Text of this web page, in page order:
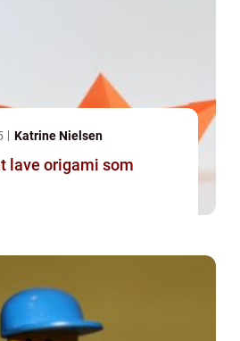
Katrine Nielsen
lave origami som